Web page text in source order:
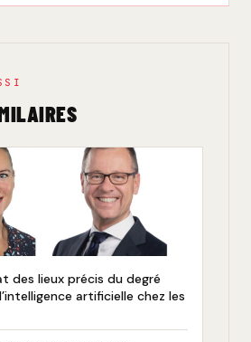
des lieux précis du degré
artificielle chez les